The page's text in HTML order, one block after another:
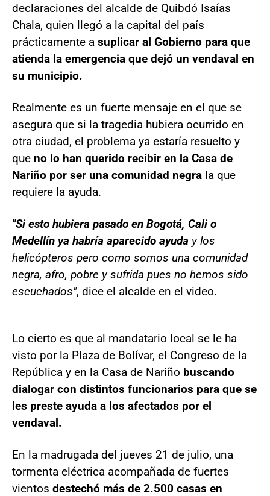
declaraciones del alcalde de Quibdó Isaías
Chala, quien llegó a la capital del país
prácticamente a suplicar al Gobierno para que
atienda la emergencia que dejó un vendaval en
su municipio.
Realmente es un fuerte mensaje en el que se
asegura que si la tragedia hubiera ocurrido en
otra ciudad, el problema ya estaría resuelto y
que no lo han querido recibir en la Casa de
Nariño por ser una comunidad negra la que
requiere la ayuda.
"Si esto hubiera pasado en Bogotá, Cali o
Medellín ya habría aparecido ayuda y los
helicópteros pero como somos una comunidad
negra, afro, pobre y sufrida pues no hemos sido
escuchados", dice el alcalde en el video.
Lo cierto es que al mandatario local se le ha
visto por la Plaza de Bolívar, el Congreso de la
República y en la Casa de Nariño buscando
dialogar con distintos funcionarios para que se
les preste ayuda a los afectados por el
vendaval.
En la madrugada del jueves 21 de julio, una
tormenta eléctrica acompañada de fuertes
vientos destechó más de 2.500 casas en